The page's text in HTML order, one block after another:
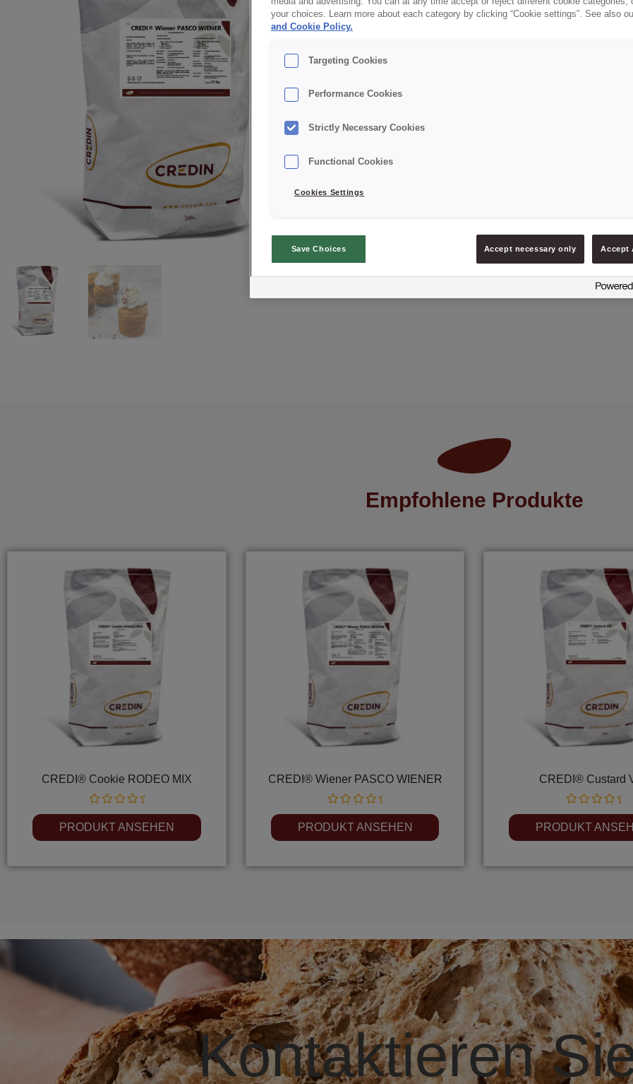
Details
Empfohlene Produkte
CREDI® Cookie RODEO MIX
Rated
0
out
of
PRODUKT ANSEHEN
CREDI® Wiener PASCO WIENER
Rated
0
out
of
PRODUKT ANSEHEN
CREDI® Custard
Rated
0
out
of
PRODUKT
Kontaktieren
your choices. Learn more about each category by clicking “Cookie settings”. See also
and Cookie Policy.
Targeting Cookies
Performance Cookies
Strictly Necessary Cookies
Functional Cookies
Cookies Settings
Save Choices Accept necessary only Accept